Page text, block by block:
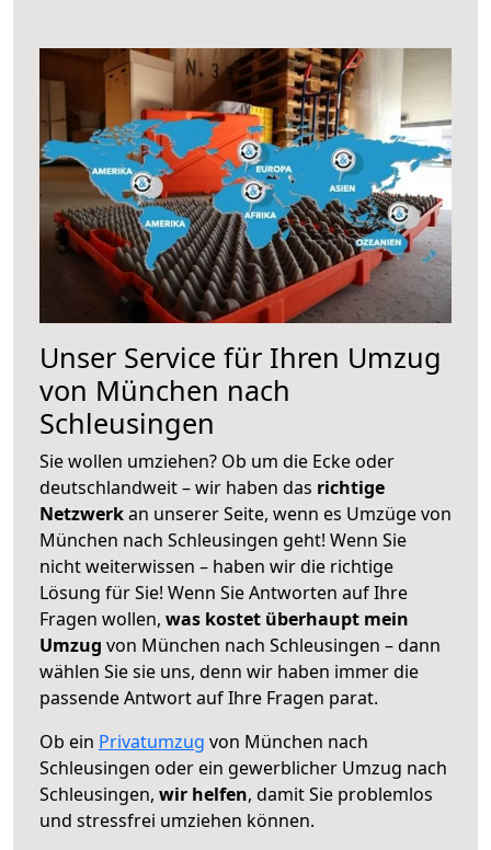
Unser Service für Ihren Umzug
von München nach
Schleusingen
Sie wollen umziehen? Ob um die Ecke oder
deutschlandweit – wir haben das richtige
Netzwerkan unserer Seite, wenn es Umzüge von
München nach Schleusingen geht! Wenn Sie
nicht weiterwissen – haben wir die richtige
Lösung für Sie! Wenn Sie Antworten auf Ihre
Fragen wollen, was kostet überhaupt mein
Umzug von München nach Schleusingen – dann
wählen Sie sie uns, denn wir haben immer die
passende Antwort auf Ihre Fragen parat.
Ob ein Privatumzug von München nach
Schleusingen oder ein gewerblicher Umzug nach
Schleusingen, wir helfen, damit Sie problemlos
und stressfrei umziehen können.